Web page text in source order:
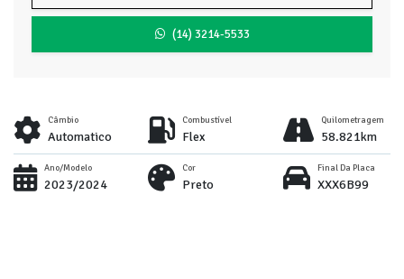
(14) 3214-5533
Câmbio
Automatico
Combustível
Flex
Quilometragem
58.821km
Ano/Modelo
2023/2024
Cor
Preto
Final Da Placa
XXX6B99